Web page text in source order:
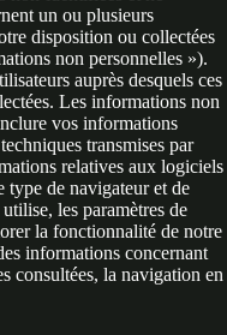
un ou plusieurs
disposition ou collectées
non personnelles »).
auprès desquels ces
Les informations non
vos informations
transmises par
relatives aux logiciels
type de navigateur et de
les paramètres de
la fonctionnalité de notre
informations concernant
consultées, la navigation en